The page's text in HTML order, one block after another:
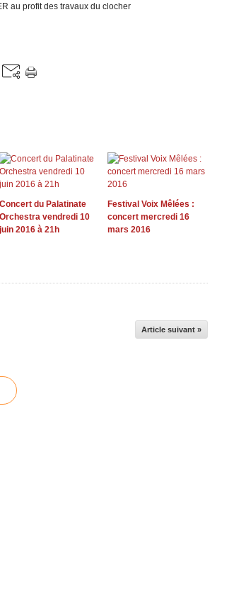
au profit des travaux du clocher
Concert du Palatinate
Orchestra vendredi 10
juin 2016 à 21h
Festival Voix Mêlées :
concert mercredi 16
mars 2016
Article suivant »